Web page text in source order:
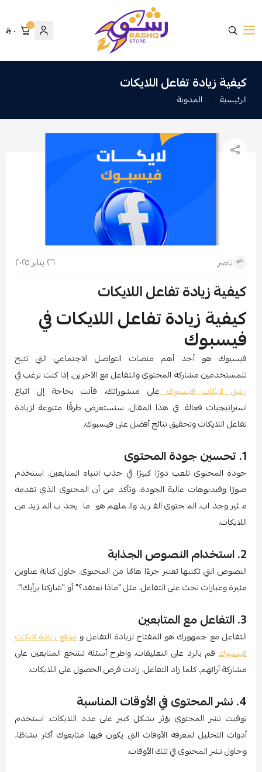
متجر رشق
٠ ٠
كيفية زيادة تفاعل اللايكات
الرئيسية المدونة
ناصر ٢٦ يناير ٢٠٢٥
كيفية زيادة تفاعل اللايكات
كيفية زيادة تفاعل اللايكات في
فيسبوك
فيسبوك هو أحد أهم منصات التواصل الاجتماعي التي تتيح
للمستخدمين مشاركة المحتوى والتفاعل مع الآخرين. إذا كنت ترغب في
رشق لايكات فيسبوكعلى منشوراتك، فأنت بحاجة إلى اتباع
استراتيجيات فعالة. في هذا المقال، سنستعرض طرقًا متنوعة لزيادة
تفاعل اللايكات وتحقيق نتائج أفضل على فيسبوك.
1. تحسين جودة المحتوى
جودة المحتوى تلعب دورًا كبيرًا في جذب انتباه المتابعين. استخدم
صورًا وفيديوهات عالية الجودة، وتأكد من أن المحتوى الذي تقدمه
مثير وجذاب. المحتوى الفريد والملهم هو ما يجذب المزيد من
اللايكات.
2. استخدام النصوص الجذابة
النصوص التي تكتبها تعتبر جزءًا هامًا من المحتوى. حاول كتابة عناوين
مثيرة وعبارات تحث على التفاعل، مثل "ماذا تعتقد؟" أو "شاركنا برأيك!".
3. التفاعل مع المتابعين
التفاعل مع جمهورك هو المفتاح لزيادة التفاعل وموقع زيادة لايكات
فيسبوك قم بالرد على التعليقات، واطرح أسئلة تشجع المتابعين على
مشاركة آرائهم. كلما زاد التفاعل، زادت فرص الحصول على اللايكات.
4. نشر المحتوى في الأوقات المناسبة
توقيت نشر المحتوى يؤثر بشكل كبير على عدد اللايكات. استخدم
أدوات التحليل لمعرفة الأوقات التي يكون فيها متابعوك أكثر نشاطًا،
وحاول نشر المحتوى في تلك الأوقات.